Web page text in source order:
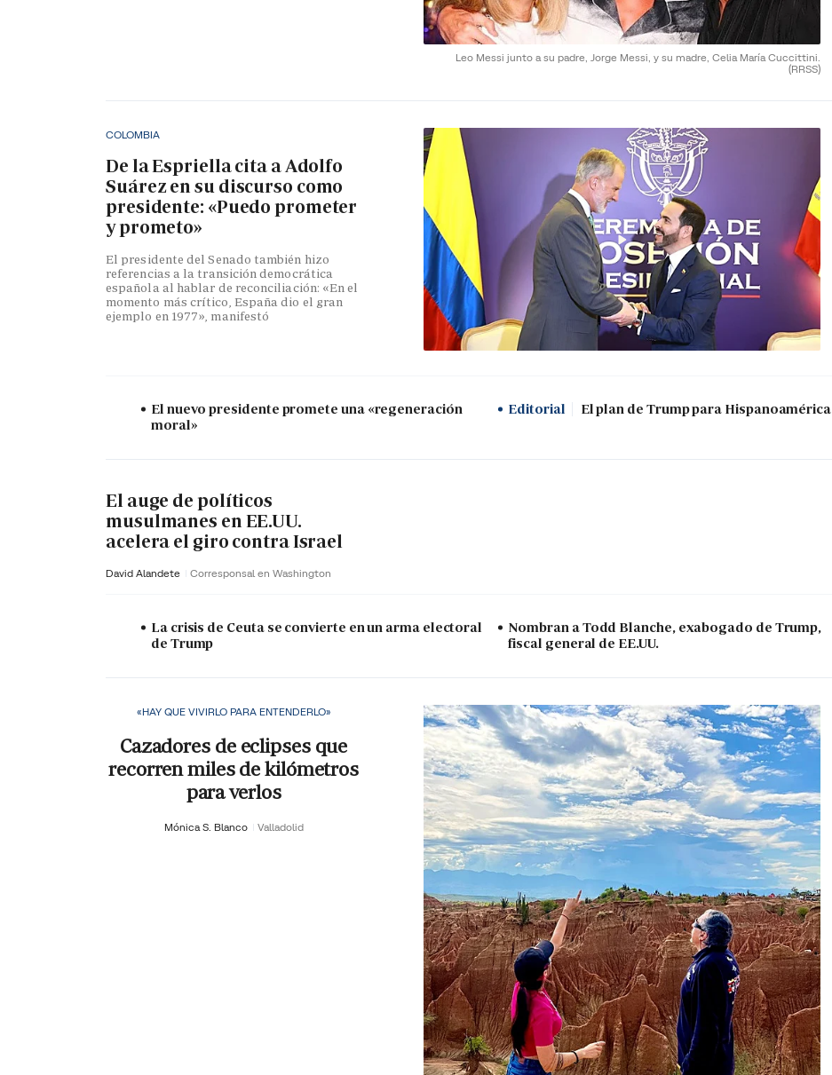
Leo Messi junto a su padre, Jorge Messi, y su madre, Celia María Cuccittini.
(RRSS)
COLOMBIA
De la Espriella cita a Adolfo
Suárez en su discurso como
presidente: «Puedo prometer
y prometo»
El presidente del Senado también hizo
referencias a la transición democrática
española al hablar de reconciliación: «En el
momento más crítico, España dio el gran
ejemplo en 1977», manifestó
El nuevo presidente promete una «regeneración
moral»
Editorial El plan de Trump para Hispanoamérica
El auge de políticos
musulmanes en EE.UU.
acelera el giro contra Israel
David Alandete Corresponsal en Washington
La crisis de Ceuta se convierte en un arma electoral
de Trump
Nombran a Todd Blanche, exabogado de Trump,
fiscal general de EE.UU.
«HAY QUE VIVIRLO PARA ENTENDERLO»
Cazadores de eclipses que
recorren miles de kilómetros
para verlos
Mónica S. Blanco Valladolid